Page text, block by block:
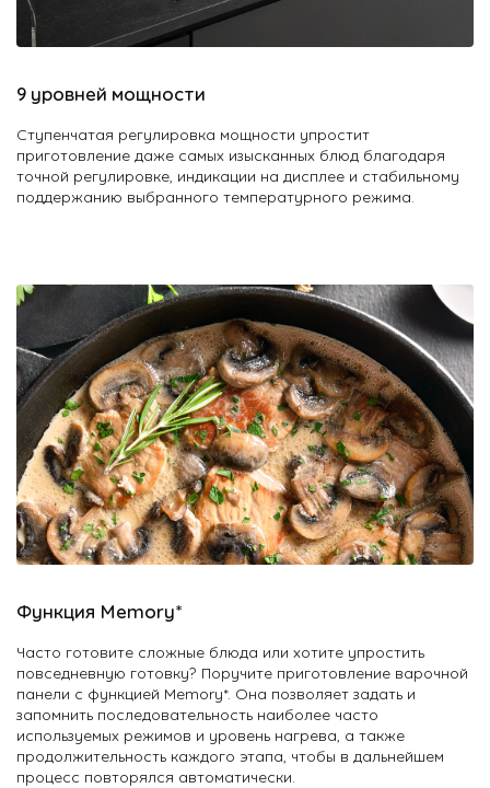
О Hotpoint
Технологии
Где купить
Журнал
Сервис
9 уровней мощности
Ступенчатая регулировка мощности упростит
приготовление даже самых изысканных блюд благодаря
точной регулировке, индикации на дисплее и стабильному
поддержанию выбранного температурного режима.
Функция Memory*
Часто готовите сложные блюда или хотите упростить
повседневную готовку? Поручите приготовление варочной
панели с функцией Memory*. Она позволяет задать и
запомнить последовательность наиболее часто
используемых режимов и уровень нагрева, а также
продолжительность каждого этапа, чтобы в дальнейшем
процесс повторялся автоматически.